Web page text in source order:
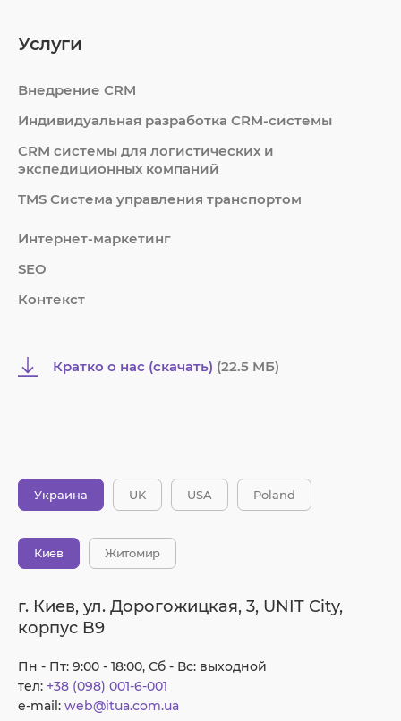
Услуги
Внедрение CRM
Индивидуальная разработка CRM-системы
СRM системы для логистических и
экспедиционных компаний
TMS Система управления транспортом
Интернет-маркетинг
SEO
Контекст
Кратко о нас (скачать) (22.5 MБ)
Украина UK USA Poland
Киев Житомир
г. Киев, ул. Дорогожицкая, 3, UNIT City,
корпус B9
Пн - Пт: 9:00 - 18:00, Сб - Вс: выходной
тел: +38 (098) 001-6-001
e-mail: web@itua.com.ua